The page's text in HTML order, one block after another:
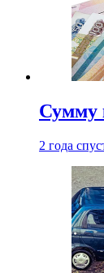
Сумму
2 года